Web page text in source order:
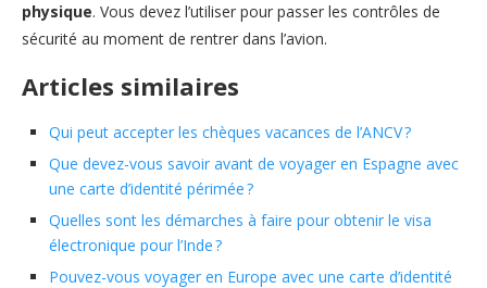
physique. Vous devez l’utiliser pour passer les contrôles de
sécurité au moment de rentrer dans l’avion.
Articles similaires
Qui peut accepter les chèques vacances de l’ANCV ?
Que devez-vous savoir avant de voyager en Espagne avec
une carte d’identité périmée ?
Quelles sont les démarches à faire pour obtenir le visa
électronique pour l’Inde ?
Pouvez-vous voyager en Europe avec une carte d’identité